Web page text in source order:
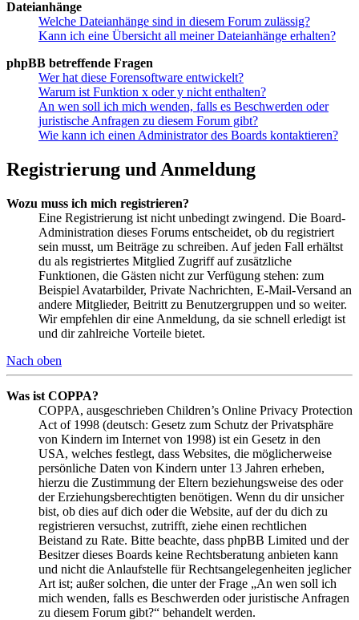
Dateianhänge
Welche Dateianhänge sind in diesem Forum zulässig?
Kann ich eine Übersicht all meiner Dateianhänge erhalten?
phpBB betreffende Fragen
Wer hat diese Forensoftware entwickelt?
Warum ist Funktion x oder y nicht enthalten?
An wen soll ich mich wenden, falls es Beschwerden oder
juristische Anfragen zu diesem Forum gibt?
Wie kann ich einen Administrator des Boards kontaktieren?
Registrierung und Anmeldung
Wozu muss ich mich registrieren?
Eine Registrierung ist nicht unbedingt zwingend. Die Board-
Administration dieses Forums entscheidet, ob du registriert
sein musst, um Beiträge zu schreiben. Auf jeden Fall erhältst
du als registriertes Mitglied Zugriff auf zusätzliche
Funktionen, die Gästen nicht zur Verfügung stehen: zum
Beispiel Avatarbilder, Private Nachrichten, E-Mail-Versand an
andere Mitglieder, Beitritt zu Benutzergruppen und so weiter.
Wir empfehlen dir eine Anmeldung, da sie schnell erledigt ist
und dir zahlreiche Vorteile bietet.
Nach oben
Was ist COPPA?
COPPA, ausgeschrieben Children’s Online Privacy Protection
Act of 1998 (deutsch: Gesetz zum Schutz der Privatsphäre
von Kindern im Internet von 1998) ist ein Gesetz in den
USA, welches festlegt, dass Websites, die möglicherweise
persönliche Daten von Kindern unter 13 Jahren erheben,
hierzu die Zustimmung der Eltern beziehungsweise des oder
der Erziehungsberechtigten benötigen. Wenn du dir unsicher
bist, ob dies auf dich oder die Website, auf der du dich zu
registrieren versuchst, zutrifft, ziehe einen rechtlichen
Beistand zu Rate. Bitte beachte, dass phpBB Limited und der
Besitzer dieses Boards keine Rechtsberatung anbieten kann
und nicht die Anlaufstelle für Rechtsangelegenheiten jeglicher
Art ist; außer solchen, die unter der Frage „An wen soll ich
mich wenden, falls es Beschwerden oder juristische Anfragen
zu diesem Forum gibt?“ behandelt werden.